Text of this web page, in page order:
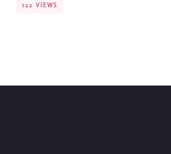
122 VIEWS